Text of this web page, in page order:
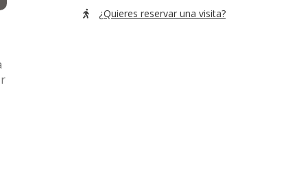
¿Quieres reservar una visita?